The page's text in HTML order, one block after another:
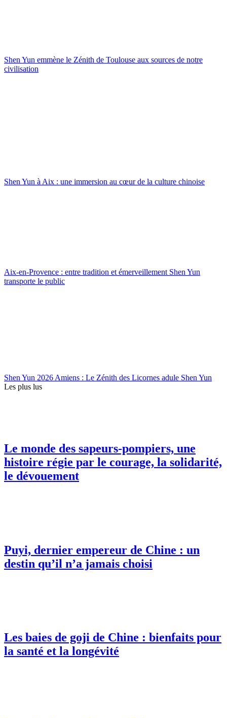
Shen Yun emmène le Zénith de Toulouse aux sources de notre
civilisation
Shen Yun à Aix : une immersion au cœur de la culture chinoise
Aix-en-Provence : entre tradition et émerveillement Shen Yun
transporte le public
Shen Yun 2026 Amiens : Le Zénith des Licornes adule Shen Yun
Les plus lus
Le monde des sapeurs-pompiers, une
histoire régie par le courage, la solidarité,
le dévouement
Puyi, dernier empereur de Chine : un
destin qu’il n’a jamais choisi
Les baies de goji de Chine : bienfaits pour
la santé et la longévité